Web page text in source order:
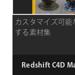
カスタマイズ可
する素材集
type